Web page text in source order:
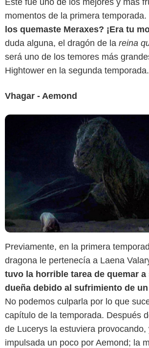
momentos de la primera temporada.
los quemaste Meraxes? ¡Era tu
duda alguna, el dragón de la reina
será uno de los temores más
Hightower en la segunda temporada.
Vhagar - Aemond
Previamente, en la primera
dragona le pertenecía a Laena
tuvo la horrible tarea de quemar a
dueña debido al sufrimiento de
No podemos culparla por lo que
capítulo de la temporada. Después
de Lucerys la estuviera provocando,
impulsada un poco por Aemond; la